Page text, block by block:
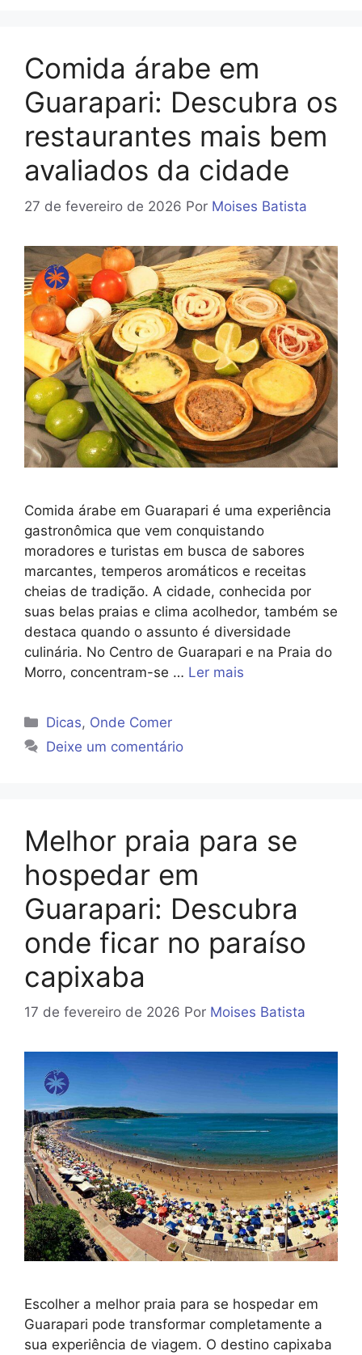
Comida árabe em
Guarapari: Descubra os
restaurantes mais bem
avaliados da cidade
27 de fevereiro de 2026 Por Moises Batista
Comida árabe em Guarapari é uma experiência
gastronômica que vem conquistando
moradores e turistas em busca de sabores
marcantes, temperos aromáticos e receitas
cheias de tradição. A cidade, conhecida por
suas belas praias e clima acolhedor, também se
destaca quando o assunto é diversidade
culinária. No Centro de Guarapari e na Praia do
Morro, concentram-se … Ler mais
Categorias
Dicas, Onde Comer
Deixe um comentário
Melhor praia para se
hospedar em
Guarapari: Descubra
onde ficar no paraíso
capixaba
17 de fevereiro de 2026 Por Moises Batista
Escolher a melhor praia para se hospedar em
Guarapari pode transformar completamente a
sua experiência de viagem. O destino capixaba